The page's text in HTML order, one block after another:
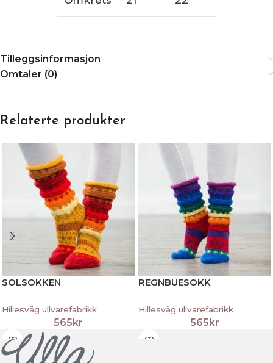
Tilleggsinformasjon
Omtaler (0)
Relaterte produkter
SOLSOKKEN
Hillesvåg ullvarefabrikk
565kr
REGNBUESOKK
Hillesvåg ullvarefabrikk
565kr